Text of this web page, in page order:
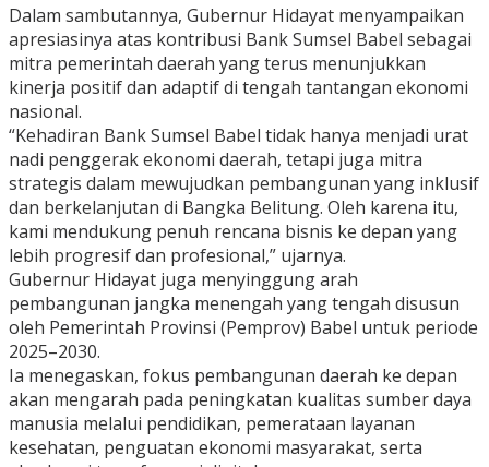
Dalam sambutannya, Gubernur Hidayat menyampaikan
apresiasinya atas kontribusi Bank Sumsel Babel sebagai
mitra pemerintah daerah yang terus menunjukkan
kinerja positif dan adaptif di tengah tantangan ekonomi
nasional.
“Kehadiran Bank Sumsel Babel tidak hanya menjadi urat
nadi penggerak ekonomi daerah, tetapi juga mitra
strategis dalam mewujudkan pembangunan yang inklusif
dan berkelanjutan di Bangka Belitung. Oleh karena itu,
kami mendukung penuh rencana bisnis ke depan yang
lebih progresif dan profesional,” ujarnya.
Gubernur Hidayat juga menyinggung arah
pembangunan jangka menengah yang tengah disusun
oleh Pemerintah Provinsi (Pemprov) Babel untuk periode
2025–2030.
Ia menegaskan, fokus pembangunan daerah ke depan
akan mengarah pada peningkatan kualitas sumber daya
manusia melalui pendidikan, pemerataan layanan
kesehatan, penguatan ekonomi masyarakat, serta